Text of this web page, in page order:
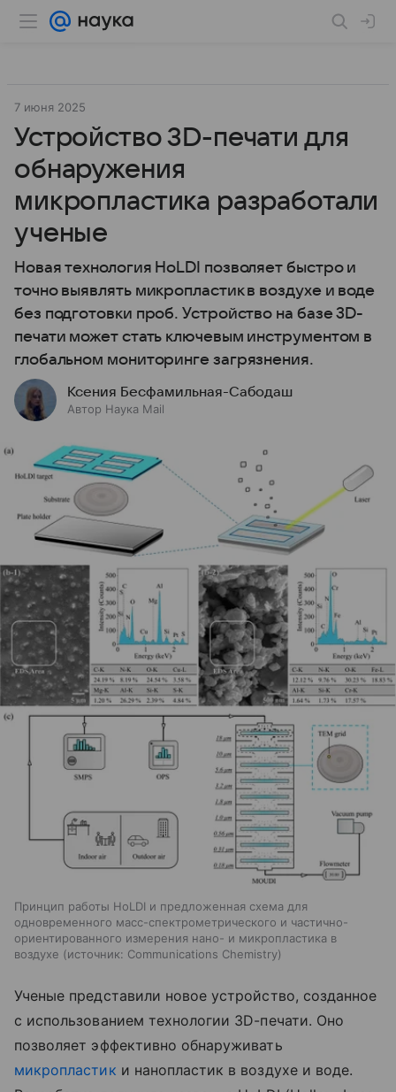
7 июня 2025
Устройство 3D-печати для
обнаружения
микропластика разработали
ученые
Новая технология HoLDI позволяет быстро и
точно выявлять микропластик в воздухе и воде
без подготовки проб. Устройство на базе 3D-
печати может стать ключевым инструментом в
глобальном мониторинге загрязнения.
Ксения Бесфамильная-Сабодаш
Автор Наука Mail
Принцип работы HoLDI и предложенная схема для
одновременного масс-спектрометрического и частично-
ориентированного измерения нано- и микропластика в
воздухе
источник: Communications Chemistry
Ученые представили новое устройство, созданное
с использованием технологии 3D-печати. Оно
позволяет эффективно обнаруживать
микропластик и нанопластик в воздухе и воде.